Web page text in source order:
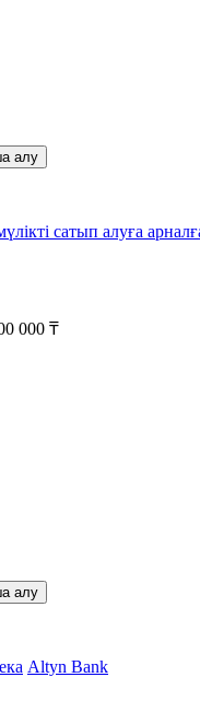
алу
сатып алуға
000 ₸
алу
Altyn Bank